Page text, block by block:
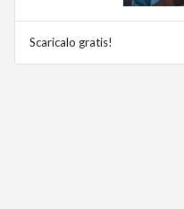
Scaricalo gratis!